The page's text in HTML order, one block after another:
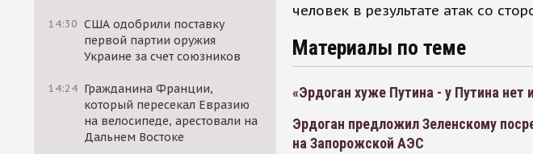
14:30 США одобрили поставку
первой партии оружия
Украине за счет союзников
14:24 Гражданина Франции,
который пересекал Евразию
на велосипеде, арестовали на
Дальнем Востоке
человек в результате атак со
Материалы по теме
«Эрдоган хуже Путина - у Путина нет
Эрдоган предложил Зеленскому
на Запорожской АЭС